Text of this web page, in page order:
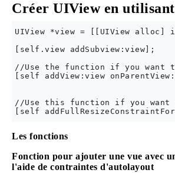
Créer UIView en
UIView *view = [[UIView alloc]
[self.view addSubview:view];
//Use the function if you want
[self addView:view
//Use this function if you want
Les fonctions
Fonction pour ajouter une vue avec
l'aide de contraintes d'autolayout